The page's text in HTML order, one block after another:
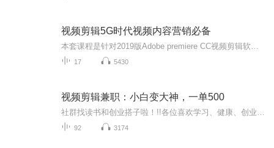
视频剪辑5G时代视频内容营销必备
17 5430
视频剪辑兼职：小白变大神，一单500
92 3174